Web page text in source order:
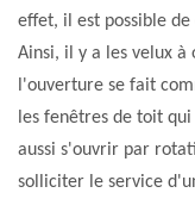
effet, il est possible
Ainsi, il y a les velux
l'ouverture se fait
les fenêtres de toit
aussi s'ouvrir par
solliciter le service